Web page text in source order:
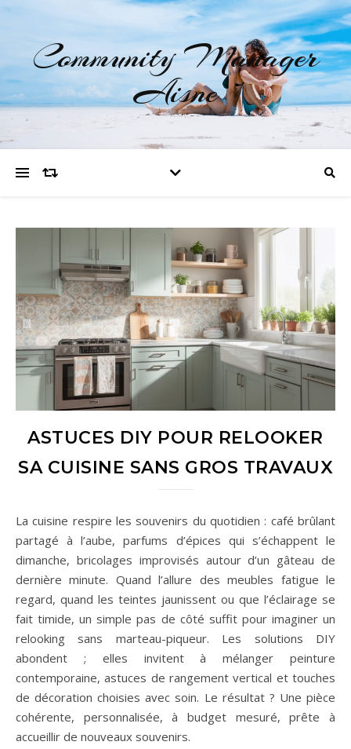
Community Manager
Aisne
ASTUCES DIY POUR RELOOKER
SA CUISINE SANS GROS TRAVAUX
La cuisine respire les souvenirs du quotidien : café brûlant
partagé à l’aube, parfums d’épices qui s’échappent le
dimanche, bricolages improvisés autour d’un gâteau de
dernière minute. Quand l’allure des meubles fatigue le
regard, quand les teintes jaunissent ou que l’éclairage se
fait timide, un simple pas de côté suffit pour imaginer un
relooking sans marteau-piqueur. Les solutions DIY
abondent ; elles invitent à mélanger peinture
contemporaine, astuces de rangement vertical et touches
de décoration choisies avec soin. Le résultat ? Une pièce
cohérente, personnalisée, à budget mesuré, prête à
accueillir de nouveaux souvenirs.